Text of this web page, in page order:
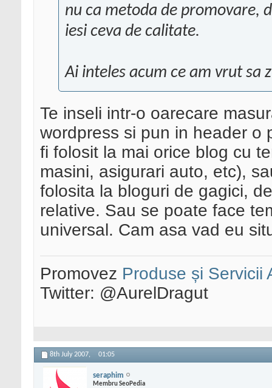
nu ca metoda de promovare,
iesi ceva de calitate.
Ai inteles acum ce am vrut sa
Te inseli intr-o oarecare
wordpress si pun in header o
fi folosit la mai orice blog cu
masini, asigurari auto, etc),
folosita la bloguri de gagici,
relative. Sau se poate face
universal. Cam asa vad eu
Promovez Produse și Servicii
Twitter: @AurelDragut
8th July 2007, 01:05
seraphim
Membru SeoPedia